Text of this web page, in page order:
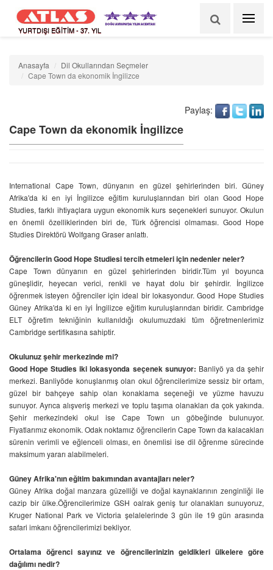
YURTDIŞI EĞİTİM - 37. YIL
Anasayfa
Dil Okullarından Seçmeler
Cape Town da ekonomik İngilizce
Cape Town da ekonomik İngilizce
Paylaş:
International Cape Town, dünyanın en güzel şehirlerinden biri. Güney
Afrika'da ki en iyi İngilizce eğitim kuruluşlarından biri olan Good Hope
Studies, farklı ihtiyaçlara uygun ekonomik kurs seçenekleri sunuyor. Okulun
en önemli özelliklerinden biri de, Türk öğrencisi olmaması. Good Hope
Studies Direktörü Wolfgang Graser anlattı.
Öğrencilerin Good Hope Studiesi tercih etmeleri için nedenler neler?
Cape Town dünyanın en güzel şehirlerinden biridir.Tüm yıl boyunca
güneşlidir, heyecan verici, renkli ve hayat dolu bir şehirdir. İngilizce
öğrenmek isteyen öğrenciler için ideal bir lokasyondur. Good Hope Studies
Güney Afrika'da ki en iyi İngilizce eğitim kuruluşlarından biridir. Cambridge
ELT öğretim tekniğinin kullanıldığı okulumuzdaki tüm öğretmenlerimiz
Cambridge sertifikasına sahiptir.
Okulunuz şehir merkezinde mi?
Good Hope Studies iki lokasyonda seçenek sunuyor: Banliyö ya da şehir
merkezi. Banliyöde konuşlanmış olan okul öğrencilerimize sessiz bir ortam,
güzel bir bahçeye sahip olan konaklama seçeneği ve yüzme havuzu
sunuyor. Ayrıca alışveriş merkezi ve toplu taşıma olanakları da çok yakında.
Şehir merkezindeki okul ise Cape Town un göbeğinde bulunuyor.
Fiyatlarımız ekonomik. Odak noktamız öğrencilerin Cape Town da kalacakları
sürenin verimli ve eğlenceli olması, en önemlisi ise dil öğrenme sürecinde
maksimum yararı alabilmeleri.
Güney Afrika'nın eğitim bakımından avantajları neler?
Güney Afrika doğal manzara güzelliği ve doğal kaynaklarının zenginliği ile
cazip bir ülke.Öğrencilerimize GSH oalrak geniş tur olanakları sunuyoruz,
Kruger National Park ve Victoria şelalelerinde 3 gün ile 19 gün arasında
safari imkanı öğrencilerimizi bekliyor.
Ortalama öğrenci sayınız ve öğrencilerinizin geldikleri ülkelere göre
dağılımı nedir?